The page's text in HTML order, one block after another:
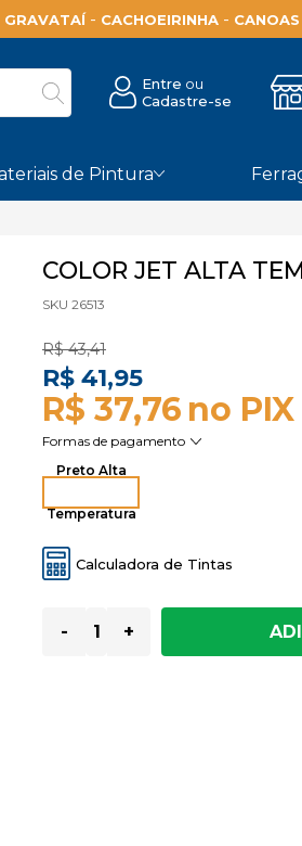
GRAVATAÍ- CACHOEIRINHA - CANOAS
Entre
Cadastre-se
de Pintura
COLOR JET ALTA
SKU 26513
R$ 43,41
R$ 41,95
R$ 37,76
Preto Alta
Temperatura
Calculadora de Tintas
- +